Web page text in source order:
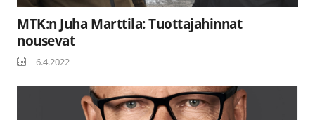
MTK:n Juha Marttila: Tuottajahinnat
nousevat
6.4.2022